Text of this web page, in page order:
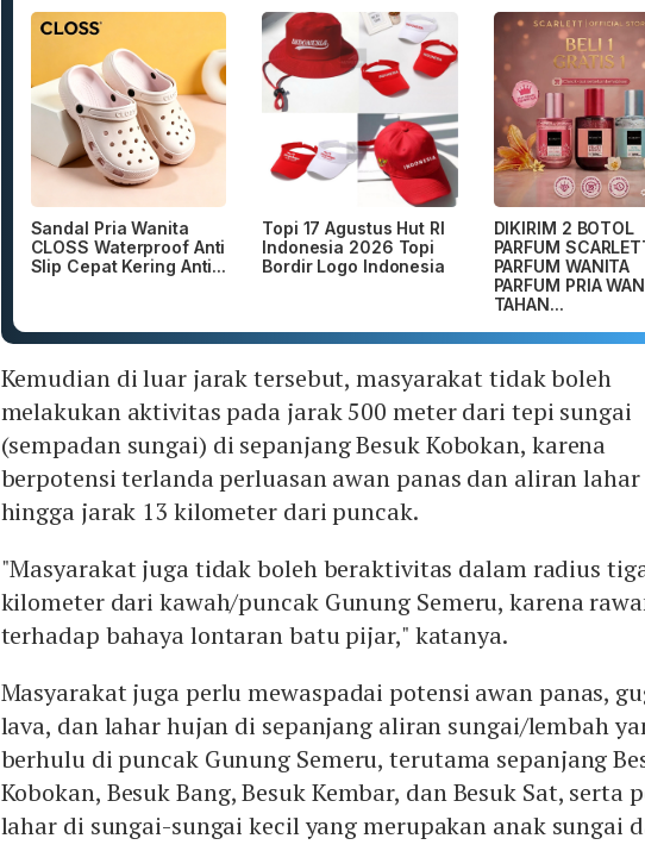
Sandal Pria Wanita
CLOSS Waterproof Anti
Slip Cepat Kering Anti...
Topi 17 Agustus Hut RI
Indonesia 2026 Topi
Bordir Logo Indonesia
DIKIRIM 2 BOTOL
PARFUM
PARFUM WANITA
PARFUM PRIA
TAHAN...
Kemudian di luar jarak tersebut, masyarakat tidak boleh
melakukan aktivitas pada jarak 500 meter dari tepi sungai
(sempadan sungai) di sepanjang Besuk Kobokan, karena
berpotensi terlanda perluasan awan panas dan aliran lahar
hingga jarak 13 kilometer dari puncak.
"Masyarakat juga tidak boleh beraktivitas dalam radius
kilometer dari kawah/puncak Gunung Semeru, karena
terhadap bahaya lontaran batu pijar," katanya.
Masyarakat juga perlu mewaspadai potensi awan panas,
lava, dan lahar hujan di sepanjang aliran sungai/lembah
berhulu di puncak Gunung Semeru, terutama sepanjang
Kobokan, Besuk Bang, Besuk Kembar, dan Besuk Sat, serta
lahar di sungai-sungai kecil yang merupakan anak sungai